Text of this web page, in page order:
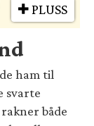
PLUSS
ham til
svarte
både